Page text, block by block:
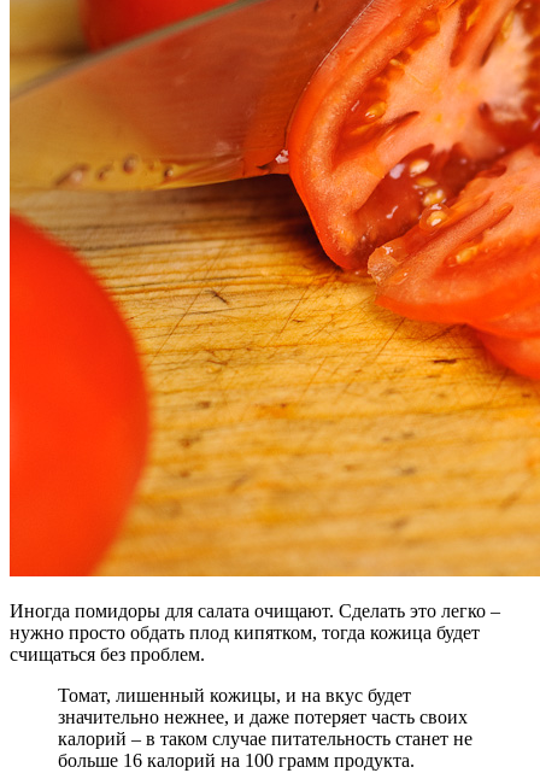
Иногда помидоры для салата очищают. Сделать это легко –
нужно просто обдать плод кипятком, тогда кожица будет
счищаться без проблем.
Томат, лишенный кожицы, и на вкус будет
значительно нежнее, и даже потеряет часть своих
калорий – в таком случае питательность станет не
больше 16 калорий на 100 грамм продукта.